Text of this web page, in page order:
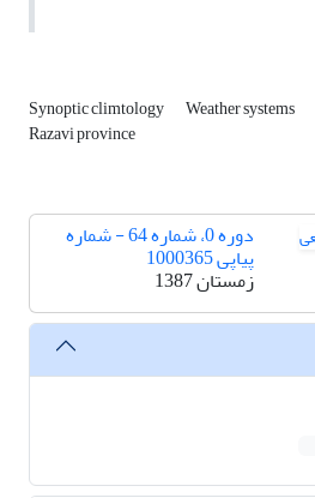
Synoptic climtology Weather systems
Razavi province
دوره 0، شماره 64 - شماره
پیاپی 1000365
زمستان 1387